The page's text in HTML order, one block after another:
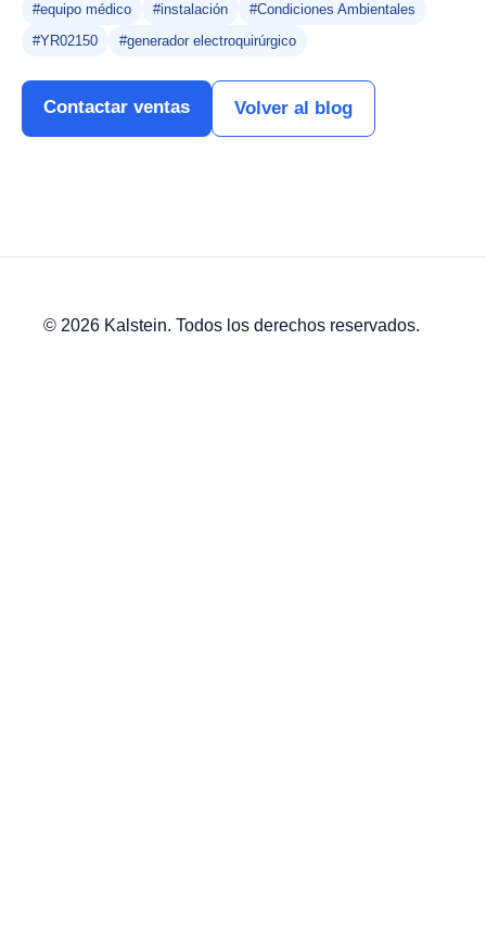
#equipo médico #instalación
#Condiciones Ambientales
#YR02150
#generador electroquirúrgico
Contactar ventas Volver al blog
© 2026 Kalstein. Todos los derechos reservados.